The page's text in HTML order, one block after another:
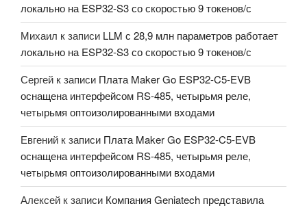
локально на ESP32-S3 со скоростью 9 токенов/с
Михаил к записи LLM с 28,9 млн параметров работает
локально на ESP32-S3 со скоростью 9 токенов/с
Сергей к записи Плата Maker Go ESP32-C5-EVB
оснащена интерфейсом RS-485, четырьмя реле,
четырьмя оптоизолированными входами
Евгений к записи Плата Maker Go ESP32-C5-EVB
оснащена интерфейсом RS-485, четырьмя реле,
четырьмя оптоизолированными входами
Алексей к записи Компания Geniatech представила